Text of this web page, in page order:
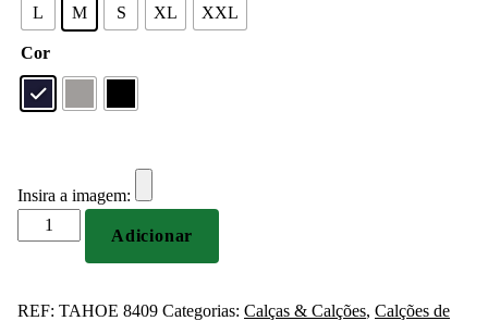
L M S XL XXL
Cor
Insira a imagem:
Quantidade
de
Adicionar
REF: TAHOE 8409 Categorias: Calças & Calções, Calções de